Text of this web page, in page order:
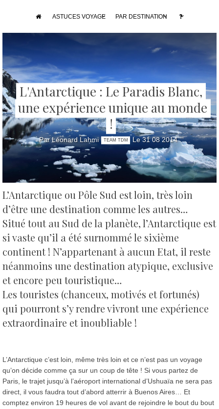
ASTUCES VOYAGE PAR DESTINATION
L'Antarctique : Le Paradis Blanc,
une expérience unique au monde
!
Par Léonard Lahmi TEAM TDM Le 31 08 2014
L’Antarctique ou Pôle Sud est loin, très loin
d’être une destination comme les autres…
Situé tout au Sud de la planète, l’Antarctique est
si vaste qu’il a été surnommé le sixième
continent ! N’appartenant à aucun Etat, il reste
néanmoins une destination atypique, exclusive
et encore peu touristique…
Les touristes (chanceux, motivés et fortunés)
qui pourront s’y rendre vivront une expérience
extraordinaire et inoubliable !
L’Antarctique c’est loin, même très loin et ce n’est pas un voyage
qu’on décide comme ça sur un coup de tête ! Si vous partez de
Paris, le trajet jusqu’à l’aéroport international d’Ushuaïa ne sera pas
direct, il vous faudra tout d’abord atterrir à Buenos Aires… Et
comptez environ 19 heures de vol avant de rejoindre le bout du bout